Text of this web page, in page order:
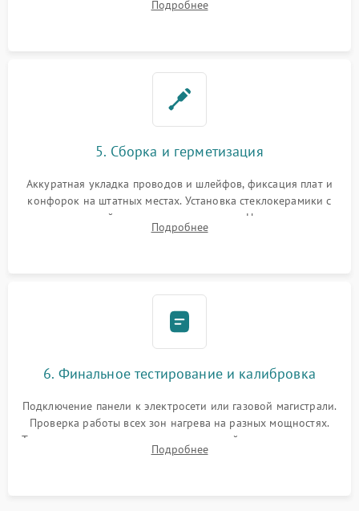
дорожек. Очистка контактов и замена поврежденной
Подробнее
5. Сборка и герметизация
Аккуратная укладка проводов и шлейфов, фиксация плат и
конфорок на штатных местах. Установка стеклокерамики с
проверкой равномерности зазоров. Нанесение
термостойкого герметика или укладка уплотнительной
Подробнее
6. Финальное тестирование и калибровка
Подключение панели к электросети или газовой магистрали.
Проверка работы всех зон нагрева на разных мощностях.
Тестирование сенсорного управления, таймера, индикаторов
остаточного тепла и систем защиты от перегрева.
Подробнее